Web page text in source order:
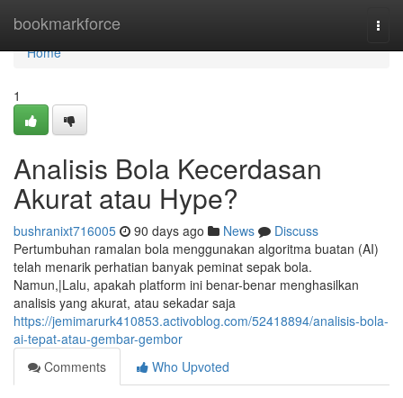
bookmarkforce
Home
Home
1
Analisis Bola Kecerdasan
Akurat atau Hype?
bushranixt716005 90 days ago News
Discuss
Pertumbuhan ramalan bola menggunakan algoritma buatan (AI)
telah menarik perhatian banyak peminat sepak bola.
Namun,|Lalu, apakah platform ini benar-benar menghasilkan
analisis yang akurat, atau sekadar saja
https://jemimarurk410853.activoblog.com/52418894/analisis-bola-
ai-tepat-atau-gembar-gembor
Comments
Who Upvoted